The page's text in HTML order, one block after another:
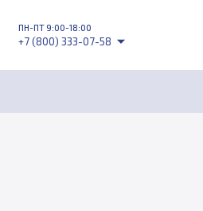
ПН-ПТ 9:00-18:00
+7 (800) 333-07-58